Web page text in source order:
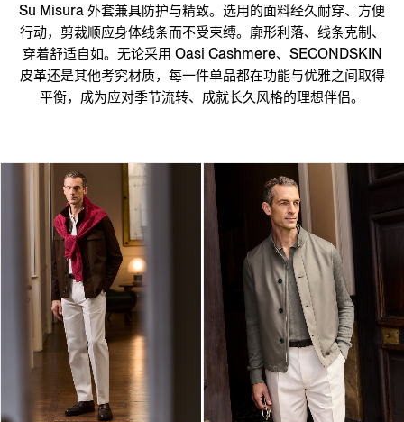
Su Misura 外套兼具防护与精致。选用的面料经久耐穿、方便
行动，剪裁顺应身体线条而不受束缚。廓形利落、线条克制、
穿着舒适自如。无论采用 Oasi Cashmere、SECONDSKIN
皮革还是其他考究材质，每一件单品都在功能与优雅之间取得
平衡，成为应对季节流转、成就长久风格的理想伴侣。